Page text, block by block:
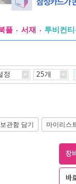
플 서재
창작플
정 25개
보관함 담기 마이리스
장
바